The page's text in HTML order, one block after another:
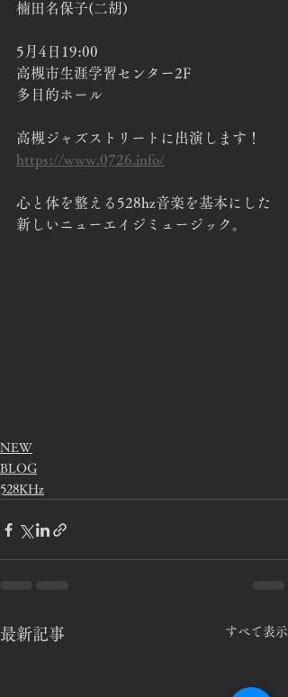
楠田名保子(二胡)
5月4日19:00
高槻市生涯学習センター2F
多目的ホール
高槻ジャズストリートに出演します！
https://www.0726.info/
心と体を整える528hz音楽を基本にした
新しいニューエイジミュージック。
NEW
BLOG
528KHz
最新記事 すべて表示